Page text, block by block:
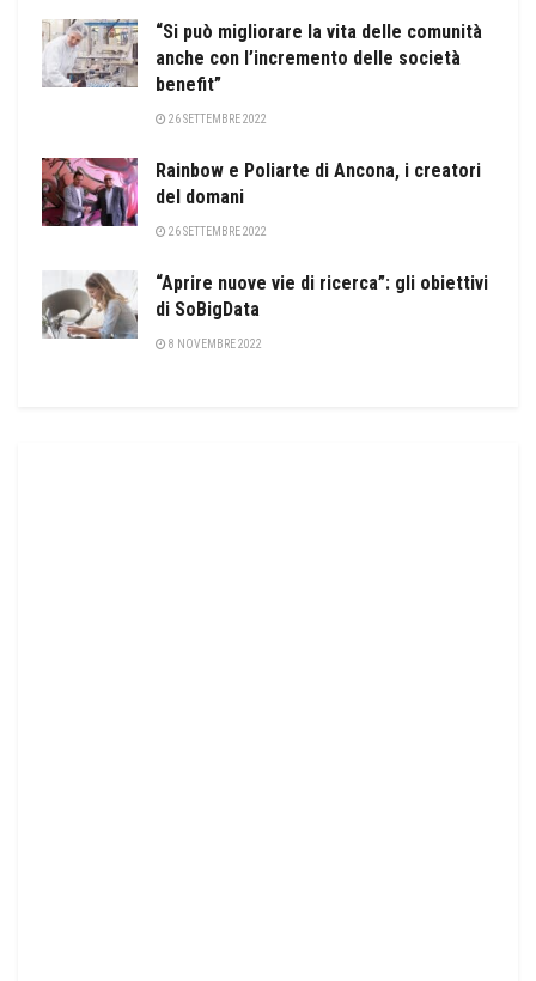
“Si può migliorare la vita delle comunità
anche con l’incremento delle società
benefit”
26 SETTEMBRE 2022
Rainbow e Poliarte di Ancona, i creatori
del domani
26 SETTEMBRE 2022
“Aprire nuove vie di ricerca”: gli obiettivi
di SoBigData
8 NOVEMBRE 2022